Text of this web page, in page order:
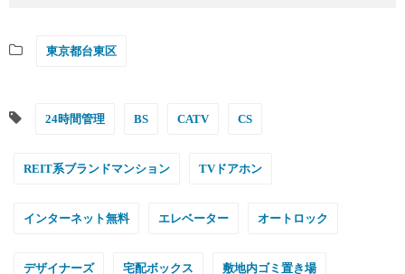
東京都台東区
24時間管理 BS CATV CS
REIT系ブランドマンション TVドアホン
インターネット無料 エレベーター オートロック
デザイナーズ 宅配ボックス 敷地内ゴミ置き場